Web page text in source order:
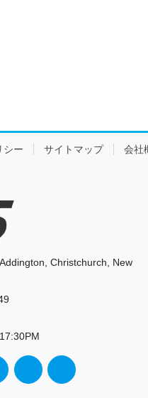
シー サイトマップ 会社
Christchurch, New